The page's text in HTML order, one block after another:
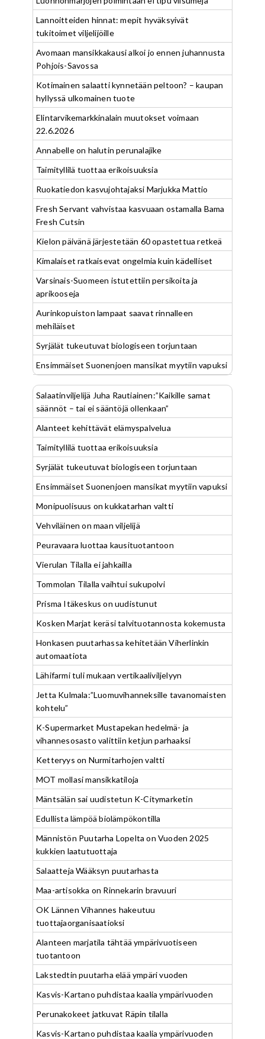
Lannoitteiden hinnat: mepit hyväksyivät
tukitoimet viljelijöille
Avomaan mansikkakausi alkoi jo ennen juhannusta
Pohjois-Savossa
Kotimainen salaatti kynnetään peltoon? – kaupan
hyllyssä ulkomainen tuote
Elintarvikemarkkinalain muutokset voimaan
22.6.2026
Annabelle on halutin perunalajike
Taimityllilä tuottaa erikoisuuksia
Ruokatiedon kasvujohtajaksi Marjukka Mattio
Fresh Servant vahvistaa kasvuaan ostamalla Bama
Fresh Cutsin
Kielon päivänä järjestetään 60 opastettua retkeä
Kimalaiset ratkaisevat ongelmia kuin kädelliset
Varsinais-Suomeen istutettiin persikoita ja
aprikooseja
Aurinkopuiston lampaat saavat rinnalleen
mehiläiset
Syrjälät tukeutuvat biologiseen torjuntaan
Ensimmäiset Suonenjoen mansikat myytiin vapuksi
Salaatinviljelijä Juha Rautiainen:”Kaikille samat
säännöt – tai ei sääntöjä ollenkaan”
Alanteet kehittävät elämyspalvelua
Taimityllilä tuottaa erikoisuuksia
Syrjälät tukeutuvat biologiseen torjuntaan
Ensimmäiset Suonenjoen mansikat myytiin vapuksi
Monipuolisuus on kukkatarhan valtti
Vehviläinen on maan viljelijä
Peuravaara luottaa kausituotantoon
Vierulan Tilalla ei jahkailla
Tommolan Tilalla vaihtui sukupolvi
Prisma Itäkeskus on uudistunut
Kosken Marjat keräsi talvituotannosta kokemusta
Honkasen puutarhassa kehitetään Viherlinkin
automaatiota
Lähifarmi tuli mukaan vertikaaliviljelyyn
Jetta Kulmala:”Luomuvihanneksille tavanomaisten
kohtelu”
K-Supermarket Mustapekan hedelmä- ja
vihannesosasto valittiin ketjun parhaaksi
Ketteryys on Nurmitarhojen valtti
MOT mollasi mansikkatiloja
Mäntsälän sai uudistetun K-Citymarketin
Edullista lämpöä biolämpökontilla
Männistön Puutarha Lopelta on Vuoden 2025
kukkien laatutuottaja
Salaatteja Wääksyn puutarhasta
Maa-artisokka on Rinnekarin bravuuri
OK Lännen Vihannes hakeutuu
tuottajaorganisaatioksi
Alanteen marjatila tähtää ympärivuotiseen
tuotantoon
Lakstedtin puutarha elää ympäri vuoden
Kasvis-Kartano puhdistaa kaalia ympärivuoden
Perunakokeet jatkuvat Räpin tilalla
Kasvis-Kartano puhdistaa kaalia ympärivuoden